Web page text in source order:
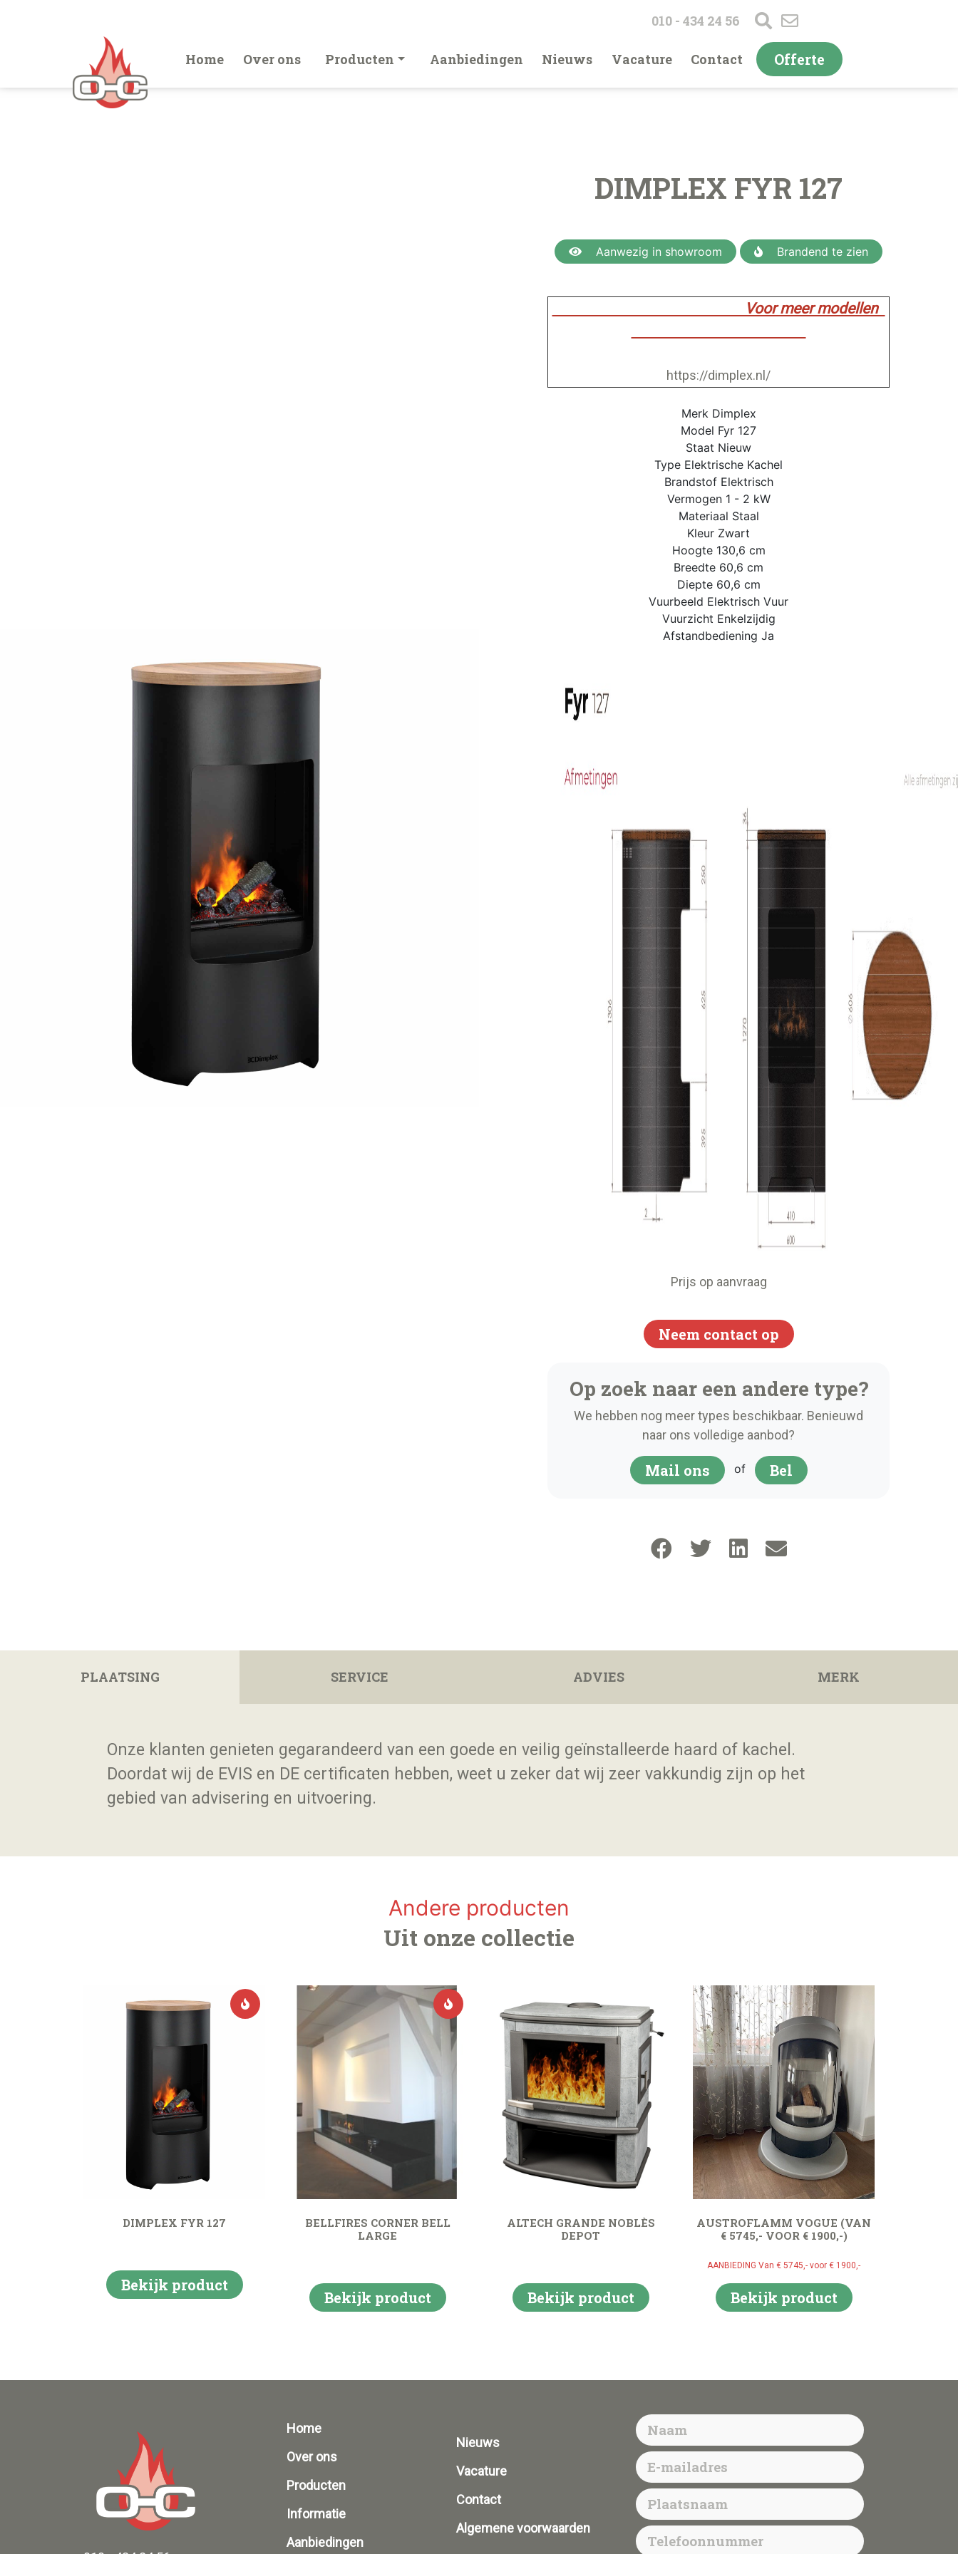
010 - 434 24 56
Home Over ons Producten Aanbiedingen Nieuws Vacature Contact Offerte
DIMPLEX FYR 127
Aanwezig in showroom Brandend te zien
Voor meer modellen
https://dimplex.nl/
Merk Dimplex
Model Fyr 127
Staat Nieuw
Type Elektrische Kachel
Brandstof Elektrisch
Vermogen 1 - 2 kW
Materiaal Staal
Kleur Zwart
Hoogte 130,6 cm
Breedte 60,6 cm
Diepte 60,6 cm
Vuurbeeld Elektrisch Vuur
Vuurzicht Enkelzijdig
Afstandbediening Ja
Prijs op aanvraag
Neem contact op
Op zoek naar een andere type?
We hebben nog meer types beschikbaar. Benieuwd
naar ons volledige aanbod?
Mail ons of Bel
PLAATSING SERVICE ADVIES MERK
Onze klanten genieten gegarandeerd van een goede en veilig geïnstalleerde haard of kachel.
Doordat wij de EVIS en DE certificaten hebben, weet u zeker dat wij zeer vakkundig zijn op het
gebied van advisering en uitvoering.
Andere producten
Uit onze collectie
DIMPLEX FYR 127
Bekijk product
BELLFIRES CORNER BELL
LARGE
Bekijk product
ALTECH GRANDE NOBLÈS
DEPOT
Bekijk product
AUSTROFLAMM VOGUE (VAN
€ 5745,- VOOR € 1900,-)
AANBIEDING Van € 5745,- voor € 1900,-
Bekijk product
Home
Over ons
Producten
Informatie
Aanbiedingen
Nieuws
Vacature
Contact
Algemene voorwaarden